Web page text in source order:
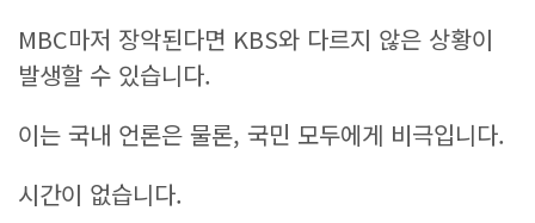
MBC마저 장악된다면 KBS와 다르지 않은 상황이
발생할 수 있습니다.
이는 국내 언론은 물론, 국민 모두에게 비극입니다.
시간이 없습니다.